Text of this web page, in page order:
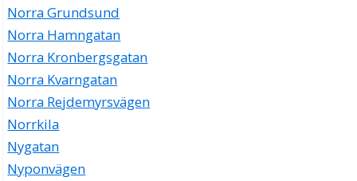
Norra Grundsund
Norra Hamngatan
Norra Kronbergsgatan
Norra Kvarngatan
Norra Rejdemyrsvägen
Norrkila
Nygatan
Nyponvägen